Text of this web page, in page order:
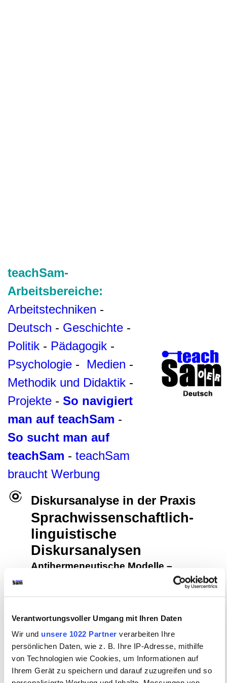
Verantwortungsvoller Umgang mit Ihren Daten
Wir und unsere 1022 Partner verarbeiten Ihre
persönlichen Daten, wie z. B. Ihre IP-Adresse, mithilfe
von Technologien wie Cookies, um Informationen auf
Ihrem Gerät zu speichern und darauf zuzugreifen und so
teachSam-
Arbeitsbereiche:
Arbeitstechniken -
Deutsch - Geschichte -
Politik - Pädagogik -
Psychologie - Medien -
Methodik und Didaktik -
Projekte - So navigiert
man auf teachSam -
So sucht man auf
teachSam - teachSam
braucht Werbung
Diskursanalyse in der Praxis
Sprachwissenschaftlich-
linguistische
Diskursanalysen
Antihermeneutische Modelle –
●Glossar ▪LITERATUR▪Autorinnen und Autoren▪
Literatur ▪GRUNDLAGEN DER TEXTANALYSE UND
INTERPRETATION
▪Überblick ▪Hermeneutische Modelle ▪
ANTIHERMENEUTISCHE MODELLE
Überblick
Dekonstruktivistisches Modell
•
MODELL •Überblick •Alltags- und bildungssprachlicher